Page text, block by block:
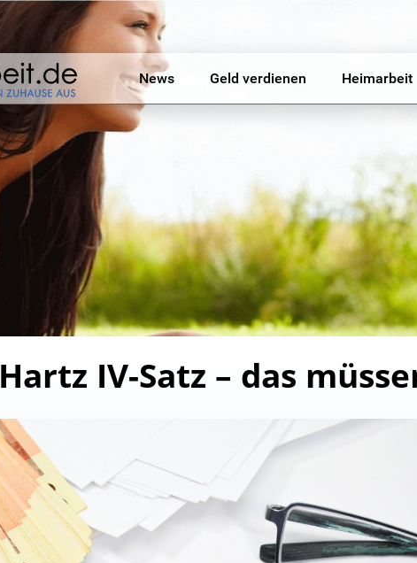
News Geld verdienen Heimarbeit
Hartz IV-Satz – das